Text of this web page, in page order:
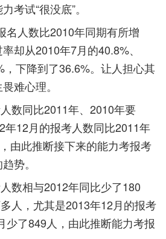
考试“很没底”。
名人数比2010年同期有所增
却从2010年7月的40.8%、
下降到了36.6%。让人担心其
难心理。
数同比2011年、2010年要
年12月的报考人数同比2011年
由此推断接下来的能力考报考
势。
数相与2012年同比少了180
人，尤其是2013年12月的报考
少了849人，由此推断能力考报